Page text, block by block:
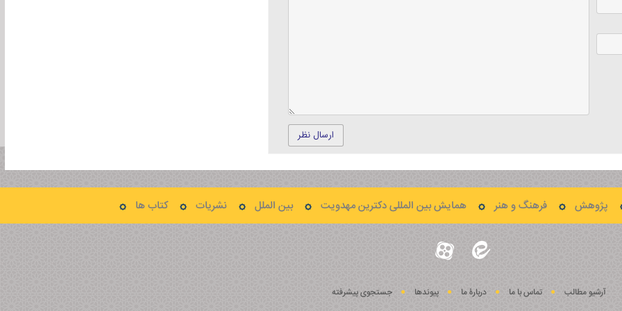
ارسال نظر
پژوهش فرهنگ و هنر همایش بین المللی دکترین مهدویت بین الملل نشریات کتاب ها
آرشیو مطالب تماس با ما دربارۀ ما پيوندها جستجوی پيشرفته